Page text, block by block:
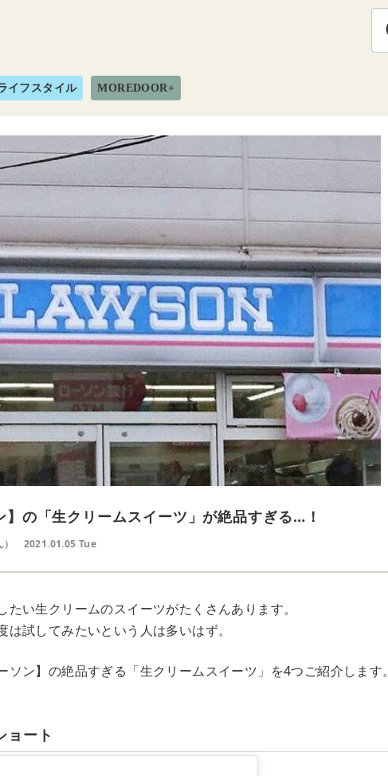
イフスタイル MOREDOOR+
の「生クリームスイーツ」が絶品すぎる…！
2021.01.05 Tue
たい生クリームのスイーツがたくさんあります。
試してみたいという人は多いはず。
ン】の絶品すぎる「生クリームスイーツ」を4つご紹介します。
ョート